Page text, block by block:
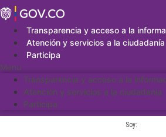
Saltar
al
contenidoTransparencia y acceso a la
Atención y servicios a la ciudadanía
Participa
Menu
Transparencia y acceso a la
Atención y servicios a la ciudadanía
Participa
Soy: